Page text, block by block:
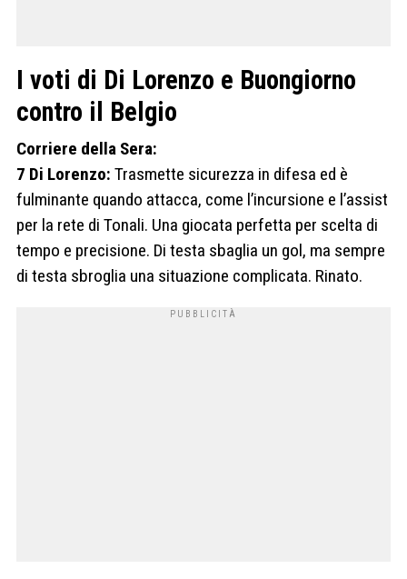
I voti di Di Lorenzo e Buongiorno
contro il Belgio
Corriere della Sera:
7 Di Lorenzo: Trasmette sicurezza in difesa ed è
fulminante quando attacca, come l’incursione e l’assist
per la rete di Tonali. Una giocata perfetta per scelta di
tempo e precisione. Di testa sbaglia un gol, ma sempre
di testa sbroglia una situazione complicata. Rinato.